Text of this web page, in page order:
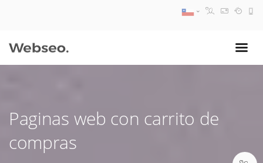
Paginas web con carrito de
compras
09:30 AM A 18:30 PM